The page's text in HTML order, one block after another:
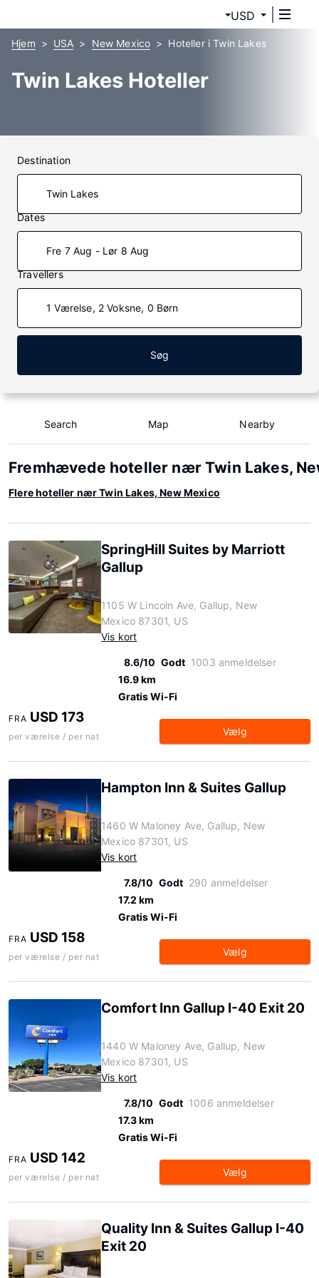
USD
Hjem USA New Mexico Hoteller i Twin Lakes
Twin Lakes Hoteller
Destination
Dates
Fre 7 Aug - Lør 8 Aug
Travellers
1 Værelse, 2 Voksne, 0 Børn
Søg
Search Map Nearby
Fremhævede hoteller nær Twin Lakes,
Flere hoteller nær Twin Lakes, New Mexico
SpringHill Suites by Marriott
Gallup
1105 W Lincoln Ave, Gallup, New
Mexico 87301, US
Vis kort
8.6/10 Godt 1003 anmeldelser
16.9 km
Gratis Wi-Fi
FRA USD 173
per værelse / per nat Vælg
Hampton Inn & Suites Gallup
1460 W Maloney Ave, Gallup, New
Mexico 87301, US
Vis kort
7.8/10 Godt 290 anmeldelser
17.2 km
Gratis Wi-Fi
FRA USD 158
per værelse / per nat Vælg
Comfort Inn Gallup I-40 Exit 20
1440 W Maloney Ave, Gallup, New
Mexico 87301, US
Vis kort
7.8/10 Godt 1006 anmeldelser
17.3 km
Gratis Wi-Fi
FRA USD 142
per værelse / per nat Vælg
Quality Inn & Suites Gallup I-40
Exit 20